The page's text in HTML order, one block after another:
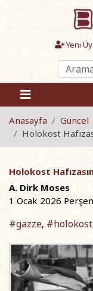
Yeni
Anasayfa
Güncel
Holokost
Holokost
A. Dirk Moses
1 Ocak 2026
#gazze, #holokost